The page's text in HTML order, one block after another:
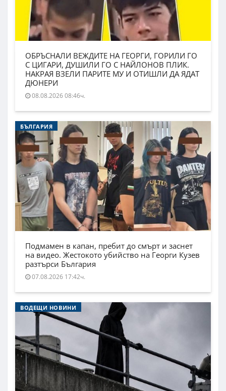
ОБРЪСНАЛИ ВЕЖДИТЕ НА ГЕОРГИ, ГОРИЛИ ГО
С ЦИГАРИ, ДУШИЛИ ГО С НАЙЛОНОВ ПЛИК.
НАКРАЯ ВЗЕЛИ ПАРИТЕ МУ И ОТИШЛИ ДА ЯДАТ
ДЮНЕРИ
08.08.2026 08:46ч.
БЪЛГАРИЯ
Подмамен в капан, пребит до смърт и заснет
на видео. Жестокото убийство на Георги Кузев
разтърси България
07.08.2026 17:42ч.
ВОДЕЩИ НОВИНИ